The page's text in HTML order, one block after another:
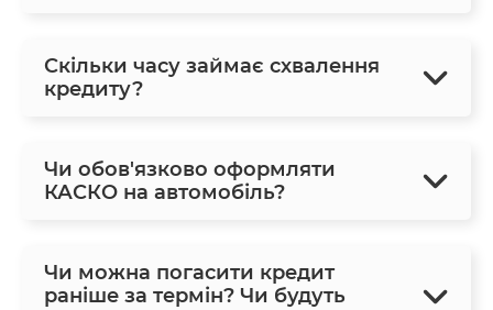
Скільки часу займає схвалення
кредиту?
Чи обов'язково оформляти
КАСКО на автомобіль?
Чи можна погасити кредит
раніше за термін? Чи будуть